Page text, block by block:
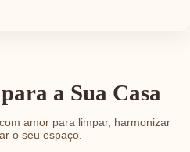
a Sua Casa
amor para limpar, harmonizar
o seu espaço.